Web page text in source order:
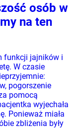
osób w
na ten
funkcji jajników i
W czasie
pogorszenie
pomocą
wyjechała
Ponieważ miała
zbliżenia były